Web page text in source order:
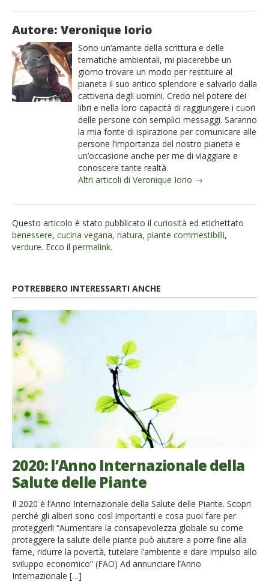
Autore: Veronique Iorio
Sono un’amante della scrittura e delle
tematiche ambientali, mi piacerebbe un
giorno trovare un modo per restituire al
pianeta il suo antico splendore e salvarlo dalla
cattiveria degli uomini. Credo nel potere dei
libri e nella loro capacità di raggiungere i cuori
delle persone con semplici messaggi. Saranno
la mia fonte di ispirazione per comunicare alle
persone l’importanza del nostro pianeta e
un’occasione anche per me di viaggiare e
conoscere tante realtà.
Altri articoli di Veronique Iorio →
Questo articolo è stato pubblicato il curiosità ed etichettato
benessere, cucina vegana, natura, piante commestibilli,
verdure. Ecco il permalink.
POTREBBERO INTERESSARTI ANCHE
2020: l’Anno Internazionale della
Salute delle Piante
Il 2020 è l’Anno Internazionale della Salute delle Piante. Scopri
perché gli alberi sono così importanti e cosa puoi fare per
proteggerli “Aumentare la consapevolezza globale su come
proteggere la salute delle piante può aiutare a porre fine alla
fame, ridurre la povertà, tutelare l’ambiente e dare impulso allo
sviluppo economico” (FAO) Ad annunciare l’Anno
Internazionale […]